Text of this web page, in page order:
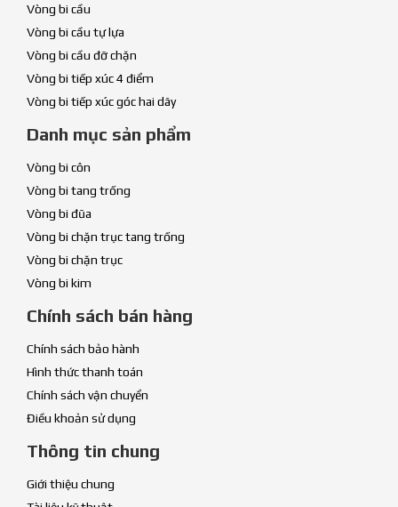
Vòng bi cầu
Vòng bi cầu tự lựa
Vòng bi cầu đỡ chặn
Vòng bi tiếp xúc 4 điểm
Vòng bi tiếp xúc góc hai dãy
Danh mục sản phẩm
Vòng bi côn
Vòng bi tang trống
Vòng bi đũa
Vòng bi chặn trục tang trống
Vòng bi chặn trục
Vòng bi kim
Chính sách bán hàng
Chính sách bảo hành
Hình thức thanh toán
Chính sách vận chuyển
Điều khoản sử dụng
Thông tin chung
Giới thiệu chung